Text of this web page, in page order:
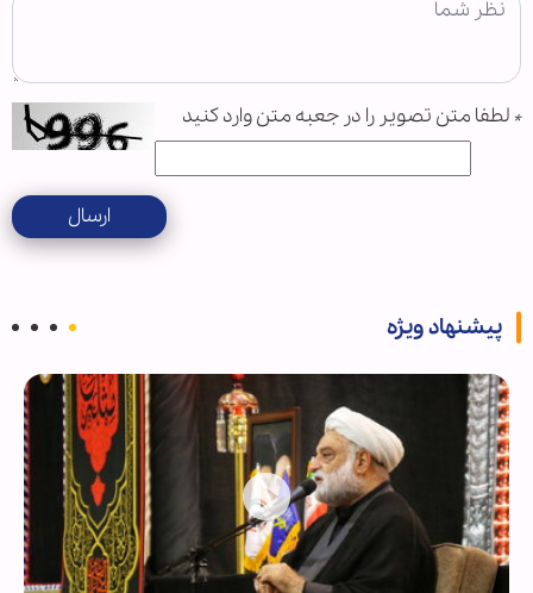
* لطفا متن تصویر را در جعبه متن وارد کنید
ارسال
پیشنهاد ویژه